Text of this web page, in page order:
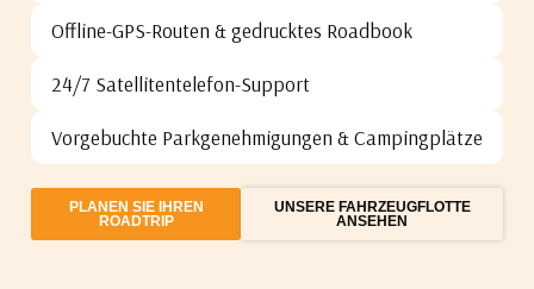
Offline-GPS-Routen & gedrucktes Roadbook
24/7 Satellitentelefon-Support
Vorgebuchte Parkgenehmigungen & Campingplätze
PLANEN SIE IHREN
ROADTRIP
UNSERE FAHRZEUGFLOTTE
ANSEHEN